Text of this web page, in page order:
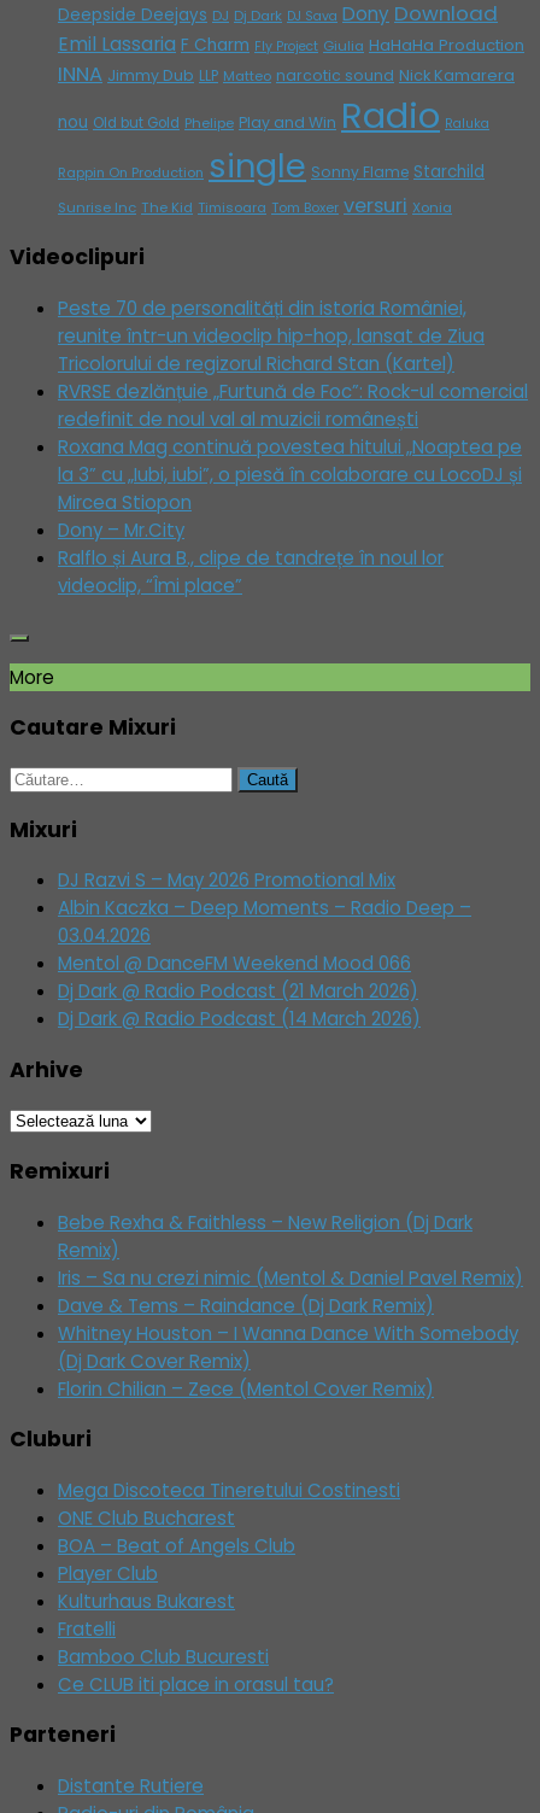
Deepside Deejays DJ Dj Dark DJ Sava Dony Download
Emil Lassaria F Charm Fly Project Giulia HaHaHa Production
INNA Jimmy Dub LLP Matteo narcotic sound Nick Kamarera
nou Old but Gold Phelipe Play and Win Radio Raluka
Rappin On Production single Sonny Flame Starchild
Sunrise Inc The Kid Timisoara Tom Boxer versuri Xonia
Videoclipuri
Peste 70 de personalități din istoria României,
reunite într-un videoclip hip-hop, lansat de Ziua
Tricolorului de regizorul Richard Stan (Kartel)
RVRSE dezlănțuie „Furtună de Foc”: Rock-ul comercial
redefinit de noul val al muzicii românești
Roxana Mag continuă povestea hitului „Noaptea pe
la 3” cu „Iubi, iubi”, o piesă în colaborare cu LocoDJ și
Mircea Stiopon
Dony – Mr.City
Ralflo și Aura B., clipe de tandrețe în noul lor
videoclip, “Îmi place”
More
Cautare Mixuri
Caută
Mixuri
DJ Razvi S – May 2026 Promotional Mix
Albin Kaczka – Deep Moments – Radio Deep –
03.04.2026
Mentol @ DanceFM Weekend Mood 066
Dj Dark @ Radio Podcast (21 March 2026)
Dj Dark @ Radio Podcast (14 March 2026)
Arhive
Arhive
Remixuri
Bebe Rexha & Faithless – New Religion (Dj Dark
Remix)
Iris – Sa nu crezi nimic (Mentol & Daniel Pavel Remix)
Dave & Tems – Raindance (Dj Dark Remix)
Whitney Houston – I Wanna Dance With Somebody
(Dj Dark Cover Remix)
Florin Chilian – Zece (Mentol Cover Remix)
Cluburi
Mega Discoteca Tineretului Costinesti
ONE Club Bucharest
BOA – Beat of Angels Club
Player Club
Kulturhaus Bukarest
Fratelli
Bamboo Club Bucuresti
Ce CLUB iti place in orasul tau?
Parteneri
Distante Rutiere